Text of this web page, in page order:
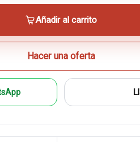
Añadir al carrito
Hacer una oferta